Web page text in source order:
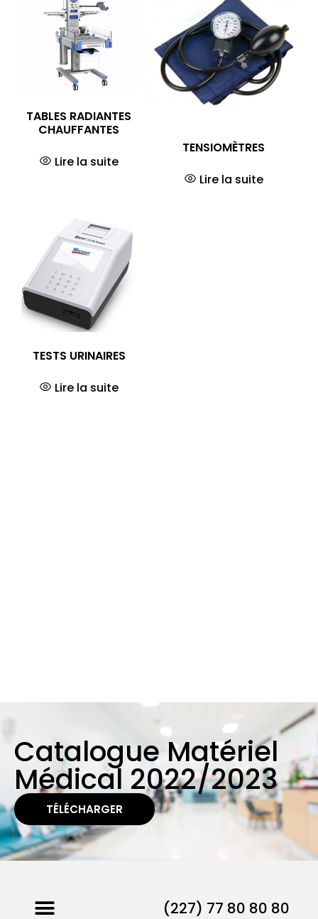
TABLES RADIANTES
CHAUFFANTES
Lire la suite
TENSIOMÈTRES
Lire la suite
TESTS URINAIRES
Lire la suite
Catalogue Matériel
Médical 2022/2023
TÉLÉCHARGER
(227) 77 80 80 80